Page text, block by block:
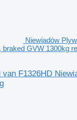
Niewiadów
braked GVW 1300kg
F1326HD